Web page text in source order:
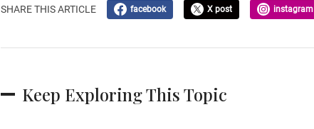
SHARE THIS ARTICLE facebook X post instagram
Keep Exploring This Topic